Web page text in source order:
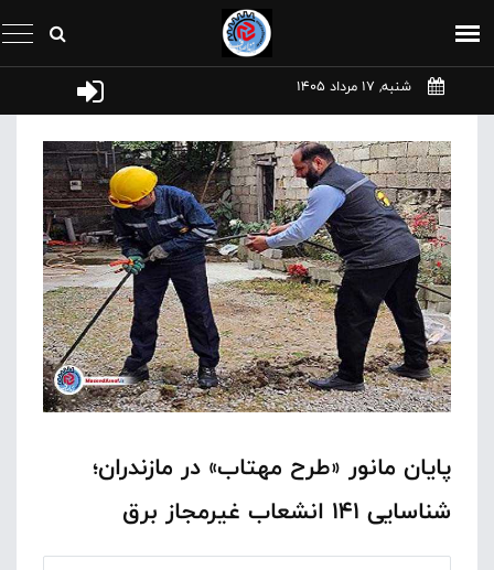
شنبه, 17 مرداد 1405
پایان مانور «طرح مهتاب» در مازندران؛
شناسایی ۱۴۱ انشعاب غیرمجاز برق